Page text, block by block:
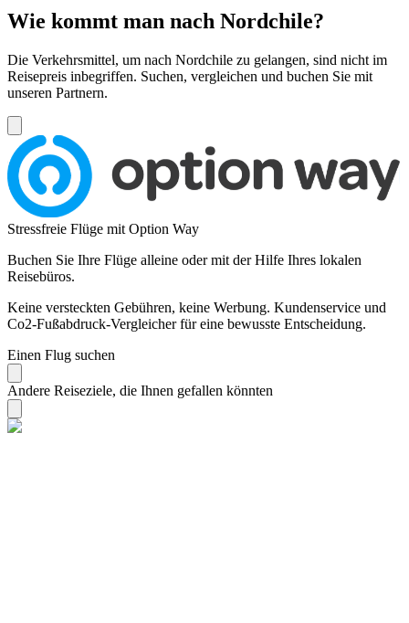
Wie kommt man nach Nordchile?
Die Verkehrsmittel, um nach Nordchile zu gelangen, sind nicht im
Reisepreis inbegriffen. Suchen, vergleichen und buchen Sie mit
unseren Partnern.
Stressfreie Flüge mit Option Way
Buchen Sie Ihre Flüge alleine oder mit der Hilfe Ihres lokalen
Reisebüros.
Keine versteckten Gebühren, keine Werbung. Kundenservice und
Co2-Fußabdruck-Vergleicher für eine bewusste Entscheidung.
Einen Flug suchen
Andere Reiseziele, die Ihnen gefallen könnten